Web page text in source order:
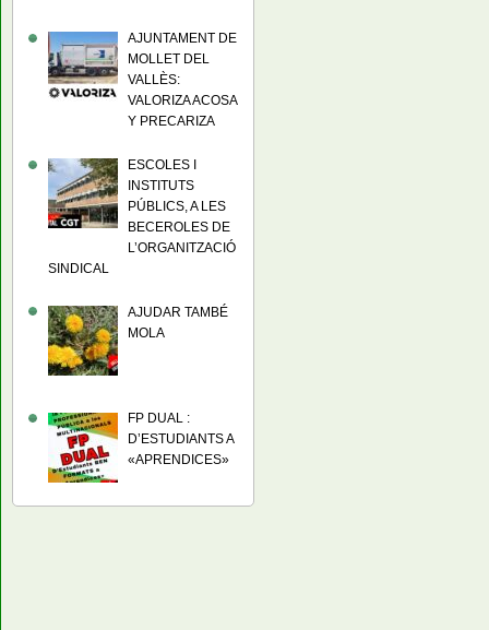
AJUNTAMENT DE
MOLLET DEL
VALLÈS:
VALORIZA ACOSA
Y PRECARIZA
ESCOLES I
INSTITUTS
PÚBLICS, A LES
BECEROLES DE
L’ORGANITZACIÓ
SINDICAL
AJUDAR TAMBÉ
MOLA
FP DUAL :
D’ESTUDIANTS A
«APRENDICES»